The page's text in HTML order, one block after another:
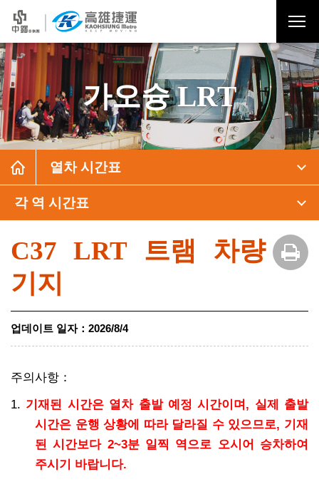
가오슝 LRT
열차 시간표
각 역 시간표
C37 LRT 트램 차량
기지
업데이트 일자： 2026/8/4
주의사항：
1. 기재된 시간은 열차 출발 예정 시간이며, 실제 출발
시간은 운행 상황에 따라 달라질 수 있으므로, 기재
된 시간보다 2~3분 일찍 역으로 오시어 승차하여
주시기 바랍니다.